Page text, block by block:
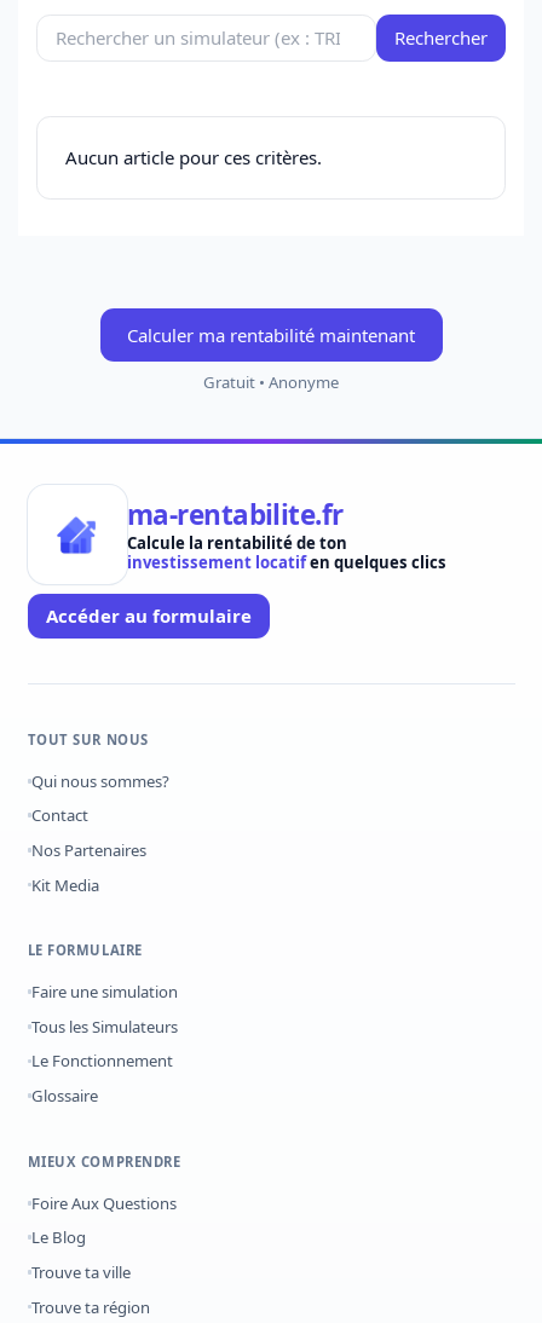
Rechercher
Rechercher
Aucun article pour ces critères.
Calculer ma rentabilité maintenant
Gratuit • Anonyme
ma-rentabilite.fr
Calcule la rentabilité de ton
investissement locatifen quelques clics
Accéder au formulaire
TOUT SUR NOUS
Qui nous sommes?
Contact
Nos Partenaires
Kit Media
LE FORMULAIRE
Faire une simulation
Tous les Simulateurs
Le Fonctionnement
Glossaire
MIEUX COMPRENDRE
Foire Aux Questions
Le Blog
Trouve ta ville
Trouve ta région